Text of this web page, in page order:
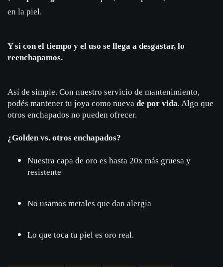
en la piel.
Y si con el tiempo y el uso se llega a desgastar, lo
reenchapamos.
Así de simple. Con nuestro servicio de mantenimiento,
podés mantener tu joya como nueva de por vida. Algo que
otros enchapados no pueden ofrecer.
¿Golden vs. otros enchapados?
Nuestra capa de oro es hasta 20x más gruesa y
resistente
No usamos metales que dan alergia
Lo que toca tu piel es oro real.